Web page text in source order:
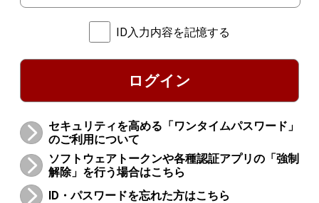
ID入力内容を記憶する
ログイン
セキュリティを高める「ワンタイムパスワード」
のご利用について
ソフトウェアトークンや各種認証アプリの「強制
解除」を行う場合はこちら
ID・パスワードを忘れた方はこちら